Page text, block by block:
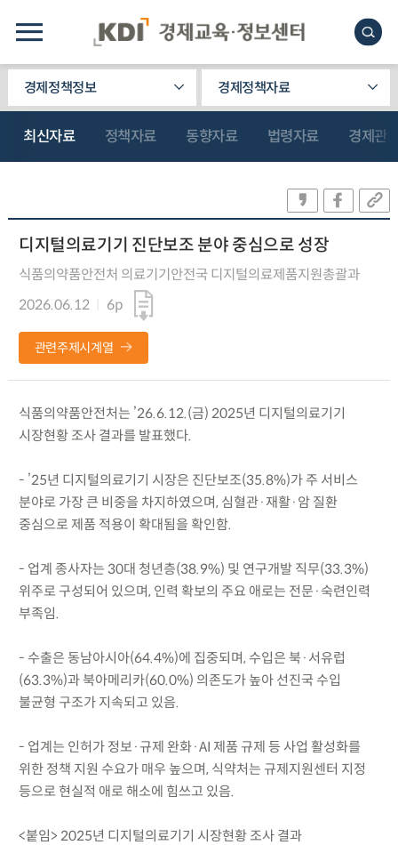
경제정책정보 경제정책자료
최신자료 정책자료 동향자료 법령자료 경제관
디지털의료기기 진단보조 분야 중심으로 성장
식품의약품안전처 의료기기안전국 디지털의료제품지원총괄과
2026.06.12
6p
관련주제시계열
식품의약품안전처는 ’26.6.12.(금) 2025년 디지털의료기기
시장현황 조사 결과를 발표했다.
- ’25년 디지털의료기기 시장은 진단보조(35.8%)가 주 서비스
분야로 가장 큰 비중을 차지하였으며, 심혈관·재활·암 질환
중심으로 제품 적용이 확대됨을 확인함.
- 업계 종사자는 30대 청년층(38.9%) 및 연구개발 직무(33.3%)
위주로 구성되어 있으며, 인력 확보의 주요 애로는 전문·숙련인력
부족임.
- 수출은 동남아시아(64.4%)에 집중되며, 수입은 북·서유럽
(63.3%)과 북아메리카(60.0%) 의존도가 높아 선진국 수입
불균형 구조가 지속되고 있음.
- 업계는 인허가 정보·규제 완화·AI 제품 규제 등 사업 활성화를
위한 정책 지원 수요가 매우 높으며, 식약처는 규제지원센터 지정
등으로 현실적 애로 해소에 힘쓰고 있음.
<붙임> 2025년 디지털의료기기 시장현황 조사 결과